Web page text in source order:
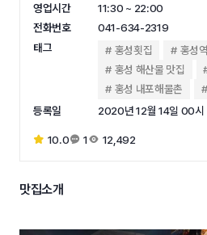
영업시간
11:30 ~ 22:00
전화번호
041-634-2319
태그
홍성횟집
홍성
홍성 해산물 맛집
홍성 내포해물촌
등록일
2020년 12월 14일 00시
10.0 1 12,492
맛집소개